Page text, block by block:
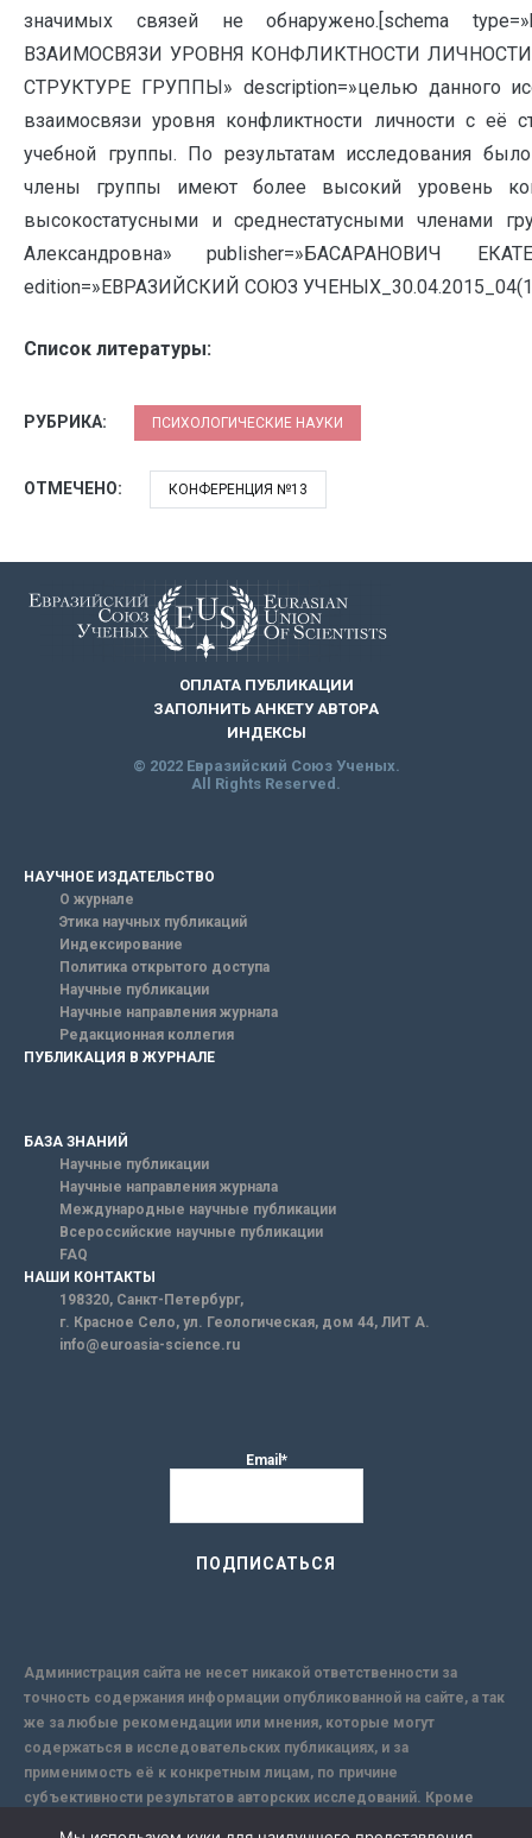
значимых связей не обнаружено.[schema
ВЗАИМОСВЯЗИ УРОВНЯ КОНФЛИКТНОСТИ
СТРУКТУРЕ ГРУППЫ» description=»целью данного
взаимосвязи уровня конфликтности личности с её
учебной группы. По результатам исследования
члены группы имеют более высокий уровень
высокостатусными и среднестатусными членами
Александровна» publisher=»БАСАРАНОВИЧ
edition=»ЕВРАЗИЙСКИЙ СОЮЗ
Список литературы:
РУБРИКА: ПСИХОЛОГИЧЕСКИЕ НАУКИ
ОТМЕЧЕНО: КОНФЕРЕНЦИЯ №13
ОПЛАТА ПУБЛИКАЦИИ
ЗАПОЛНИТЬ АНКЕТУ АВТОРА
ИНДЕКСЫ
© 2022 Евразийский Союз Ученых.
All Rights Reserved.
НАУЧНОЕ ИЗДАТЕЛЬСТВО
О журнале
Этика научных публикаций
Индексирование
Политика открытого доступа
Научные публикации
Научные направления журнала
Редакционная коллегия
ПУБЛИКАЦИЯ В ЖУРНАЛЕ
БАЗА ЗНАНИЙ
Научные публикации
Научные направления журнала
Международные научные публикации
Всероссийские научные публикации
FAQ
НАШИ КОНТАКТЫ
198320, Санкт-Петербург,
г. Красное Село, ул. Геологическая, дом 44, ЛИТ А.
info@euroasia-science.ru
Email*
Администрация сайта не несет никакой ответственности за
точность содержания информации опубликованной на сайте, а так
же за любые рекомендации или мнения, которые могут
содержаться в исследовательских публикациях, и за
применимость её к конкретным лицам, по причине
субъективности результатов авторских исследований. Кроме